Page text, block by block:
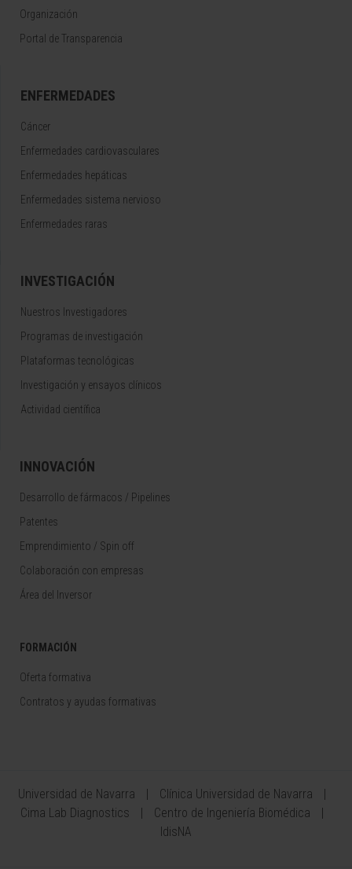
Organización
Portal de Transparencia
ENFERMEDADES
Cáncer
Enfermedades cardiovasculares
Enfermedades hepáticas
Enfermedades sistema nervioso
Enfermedades raras
INVESTIGACIÓN
Nuestros Investigadores
Programas de investigación
Plataformas tecnológicas
Investigación y ensayos clínicos
Actividad científica
INNOVACIÓN
Desarrollo de fármacos / Pipelines
Patentes
Emprendimiento / Spin off
Colaboración con empresas
Área del Inversor
FORMACIÓN
Oferta formativa
Contratos y ayudas formativas
Universidad de Navarra
Clínica Universidad de Navarra
Cima Lab Diagnostics
Centro de Ingeniería Biomédica
IdisNA